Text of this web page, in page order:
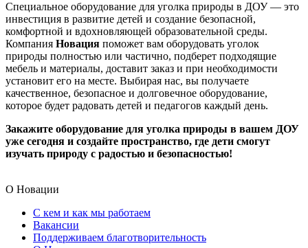
Специальное оборудование для уголка природы в ДОУ — это
инвестиция в развитие детей и создание безопасной,
комфортной и вдохновляющей образовательной среды.
Компания Новация поможет вам оборудовать уголок
природы полностью или частично, подберет подходящие
мебель и материалы, доставит заказ и при необходимости
установит его на месте. Выбирая нас, вы получаете
качественное, безопасное и долговечное оборудование,
которое будет радовать детей и педагогов каждый день.
Закажите оборудование для уголка природы в вашем ДОУ
уже сегодня и создайте пространство, где дети смогут
изучать природу с радостью и безопасностью!
О Новации
С кем и как мы работаем
Вакансии
Поддерживаем благотворительность